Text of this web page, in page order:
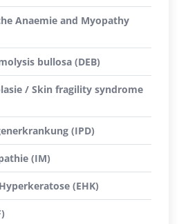
Anaemie and Myopathy
bullosa (DEB)
/ Skin fragility syndrome
(IPD)
(IM)
(EHK)